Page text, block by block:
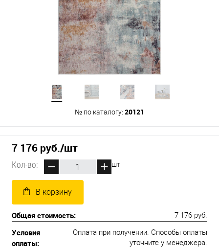
№ по каталогу: 20121
7 176 руб./шт
Кол-во: шт
В корзину
Общая стоимость: 7 176 руб.
Условия
оплаты:
Оплата при получении. Способы оплаты
уточните у менеджера.